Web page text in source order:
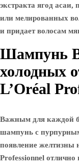
экстракта ягод асаи,
или мелированных
и придает волосам
Шампунь
холодных
L’Oréal
Важным для каждой
шампунь с
появление желтизны
Professionnel